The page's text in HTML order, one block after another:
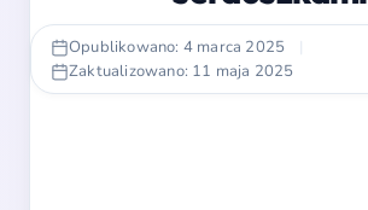
Opublikowano: 4 marca 2025
|
Zaktualizowano: 11 maja 2025